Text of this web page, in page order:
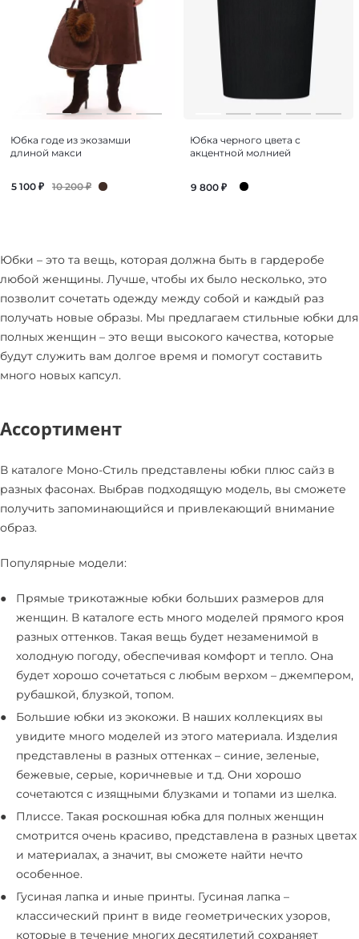
Юбка годе из экозамши
длиной макси
5 100 ₽ 10 200₽
Юбка черного цвета с
акцентной молнией
9 800 ₽
Юбки – это та вещь, которая должна быть в гардеробе
любой женщины. Лучше, чтобы их было несколько, это
позволит сочетать одежду между собой и каждый раз
получать новые образы. Мы предлагаем стильные юбки для
полных женщин – это вещи высокого качества, которые
будут служить вам долгое время и помогут составить
много новых капсул.
Ассортимент
В каталоге Моно-Стиль представлены юбки плюс сайз в
разных фасонах. Выбрав подходящую модель, вы сможете
получить запоминающийся и привлекающий внимание
образ.
Популярные модели:
Прямые трикотажные юбки больших размеров для
женщин. В каталоге есть много моделей прямого кроя
разных оттенков. Такая вещь будет незаменимой в
холодную погоду, обеспечивая комфорт и тепло. Она
будет хорошо сочетаться с любым верхом – джемпером,
рубашкой, блузкой, топом.
Большие юбки из экокожи. В наших коллекциях вы
увидите много моделей из этого материала. Изделия
представлены в разных оттенках – синие, зеленые,
бежевые, серые, коричневые и т.д. Они хорошо
сочетаются с изящными блузками и топами из шелка.
Плиссе. Такая роскошная юбка для полных женщин
смотрится очень красиво, представлена в разных цветах
и материалах, а значит, вы сможете найти нечто
особенное.
Гусиная лапка и иные принты. Гусиная лапка –
классический принт в виде геометрических узоров,
которые в течение многих десятилетий сохраняет